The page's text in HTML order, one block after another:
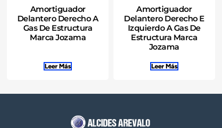
Amortiguador
Delantero Derecho A
Gas De Estructura
Marca Jozama
Leer Más
Amortiguador
Delantero Derecho E
Izquierdo A Gas De
Estructura Marca
Jozama
Leer Más